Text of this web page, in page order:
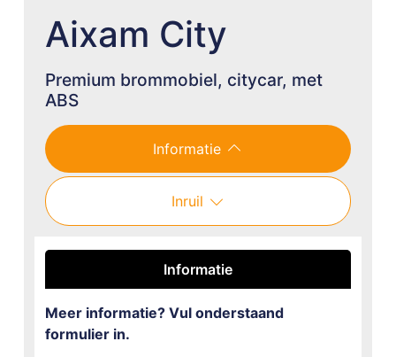
Aixam City
Premium brommobiel, citycar, met
ABS
Informatie
Inruil
Informatie
Meer informatie? Vul onderstaand
formulier in.